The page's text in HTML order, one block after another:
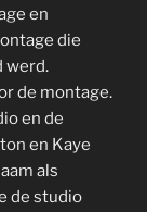
en
die
werd.
de montage.
en de
en Kaye
als
de studio